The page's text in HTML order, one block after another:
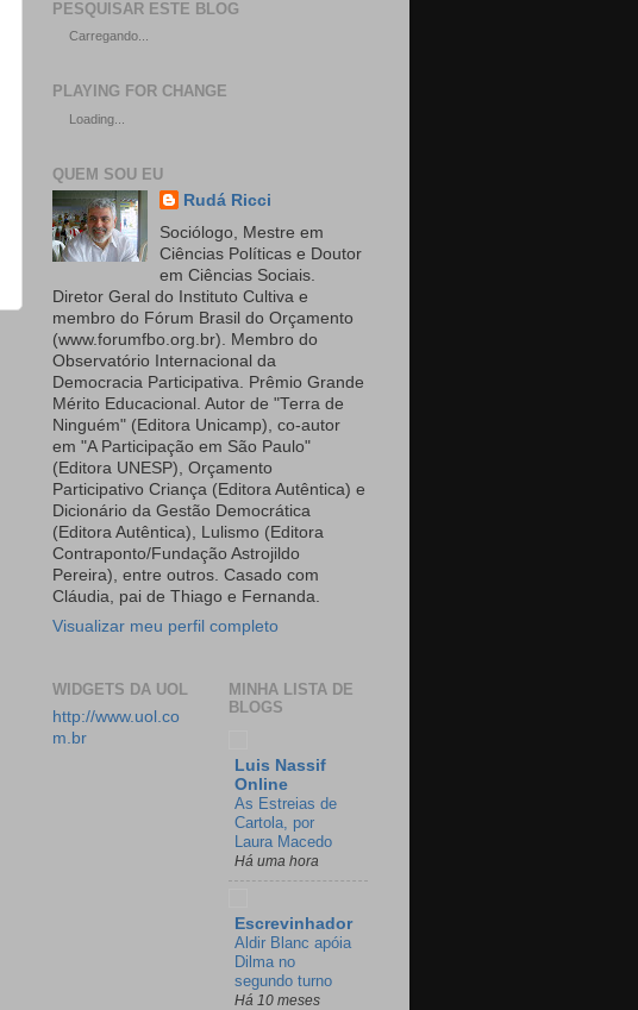
PESQUISAR ESTE BLOG
Carregando...
PLAYING FOR CHANGE
Loading...
QUEM SOU EU
Rudá Ricci
Sociólogo, Mestre em
Ciências Políticas e Doutor
em Ciências Sociais.
Diretor Geral do Instituto Cultiva e
membro do Fórum Brasil do Orçamento
(www.forumfbo.org.br). Membro do
Observatório Internacional da
Democracia Participativa. Prêmio Grande
Mérito Educacional. Autor de "Terra de
Ninguém" (Editora Unicamp), co-autor
em "A Participação em São Paulo"
(Editora UNESP), Orçamento
Participativo Criança (Editora Autêntica) e
Dicionário da Gestão Democrática
(Editora Autêntica), Lulismo (Editora
Contraponto/Fundação Astrojildo
Pereira), entre outros. Casado com
Cláudia, pai de Thiago e Fernanda.
Visualizar meu perfil completo
WIDGETS DA UOL
http://www.uol.co
m.br
MINHA LISTA DE
BLOGS
Luis Nassif
Online
As Estreias de
Cartola, por
Laura Macedo
Há uma hora
Escrevinhador
Aldir Blanc apóia
Dilma no
segundo turno
Há 10 meses